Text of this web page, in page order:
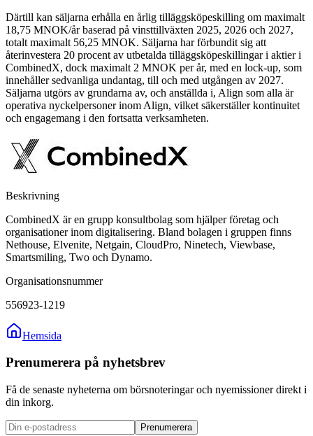
Därtill kan säljarna erhålla en årlig tilläggsköpeskilling om maximalt
18,75 MNOK/år baserad på vinsttillväxten 2025, 2026 och 2027,
totalt maximalt 56,25 MNOK. Säljarna har förbundit sig att
återinvestera 20 procent av utbetalda tilläggsköpeskillingar i aktier i
CombinedX, dock maximalt 2 MNOK per år, med en lock-up, som
innehåller sedvanliga undantag, till och med utgången av 2027.
Säljarna utgörs av grundarna av, och anställda i, Align som alla är
operativa nyckelpersoner inom Align, vilket säkerställer kontinuitet
och engagemang i den fortsatta verksamheten.
Beskrivning
CombinedX är en grupp konsultbolag som hjälper företag och
organisationer inom digitalisering. Bland bolagen i gruppen finns
Nethouse, Elvenite, Netgain, CloudPro, Ninetech, Viewbase,
Smartsmiling, Two och Dynamo.
Organisationsnummer
556923-1219
Hemsida
Prenumerera på nyhetsbrev
Få de senaste nyheterna om börsnoteringar och nyemissioner direkt i
din inkorg.
Prenumerera